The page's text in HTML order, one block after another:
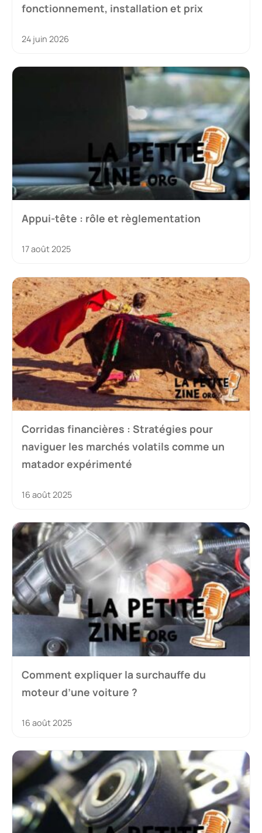
fonctionnement, installation et prix
24 juin 2026
Appui-tête : rôle et règlementation
17 août 2025
Corridas financières : Stratégies pour
naviguer les marchés volatils comme un
matador expérimenté
16 août 2025
Comment expliquer la surchauffe du
moteur d’une voiture ?
16 août 2025